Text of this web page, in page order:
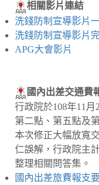
相關影片連結
洗錢防制宣導影片
洗錢防制宣導影片
APG大會影片
國內出差交通費
行政院於108年11月
第二點、第五點及
本次修正大幅放寬
仁誤解，行政院主
整理相關問答集。
國內出差旅費報支